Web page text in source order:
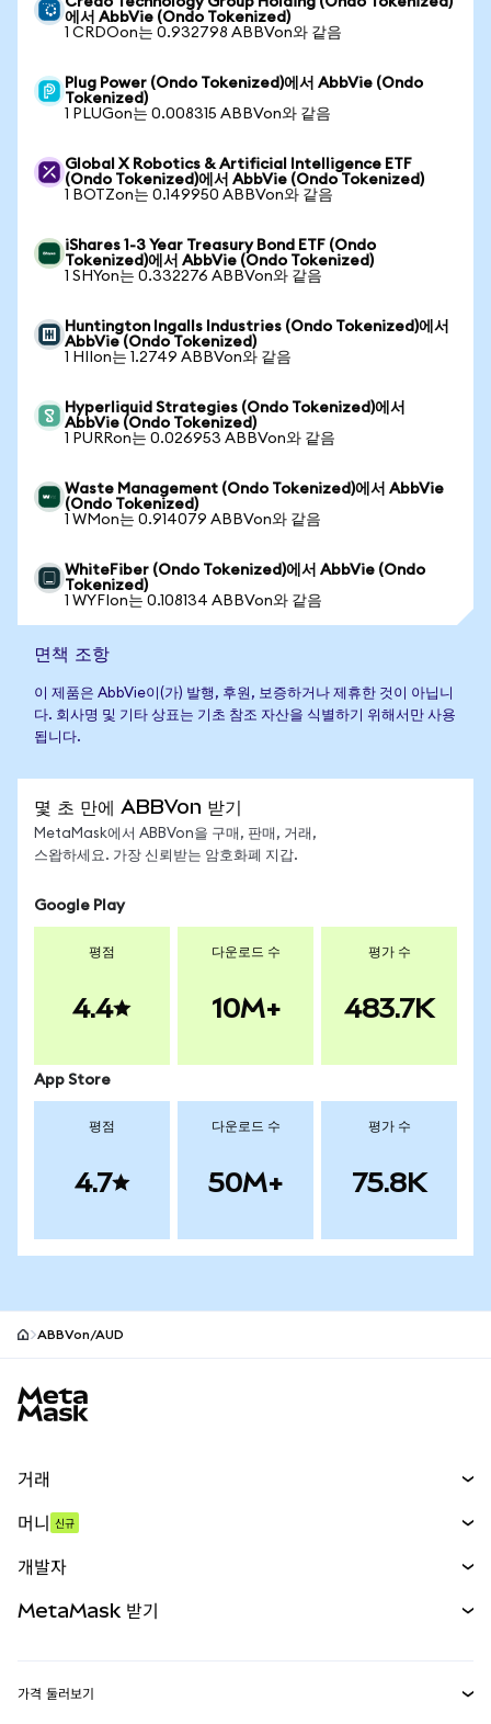
에서 AbbVie (Ondo Tokenized)
1 CRDOon는 0.932798 ABBVon와 같음
Plug Power (Ondo Tokenized)에서 AbbVie (Ondo
Tokenized)
1 PLUGon는 0.008315 ABBVon와 같음
Global X Robotics & Artificial Intelligence ETF
(Ondo Tokenized)에서 AbbVie (Ondo Tokenized)
1 BOTZon는 0.149950 ABBVon와 같음
iShares 1-3 Year Treasury Bond ETF (Ondo
Tokenized)에서 AbbVie (Ondo Tokenized)
1 SHYon는 0.332276 ABBVon와 같음
Huntington Ingalls Industries (Ondo Tokenized)에서
AbbVie (Ondo Tokenized)
1 HIIon는 1.2749 ABBVon와 같음
Hyperliquid Strategies (Ondo Tokenized)에서
AbbVie (Ondo Tokenized)
1 PURRon는 0.026953 ABBVon와 같음
Waste Management (Ondo Tokenized)에서 AbbVie
(Ondo Tokenized)
1 WMon는 0.914079 ABBVon와 같음
WhiteFiber (Ondo Tokenized)에서 AbbVie (Ondo
Tokenized)
1 WYFIon는 0.108134 ABBVon와 같음
면책 조항
이 제품은 AbbVie이(가) 발행, 후원, 보증하거나 제휴한 것이 아닙니
다. 회사명 및 기타 상표는 기초 참조 자산을 식별하기 위해서만 사용
됩니다.
몇 초 만에 ABBVon 받기
MetaMask에서 ABBVon을 구매, 판매, 거래,
스왑하세요. 가장 신뢰받는 암호화폐 지갑.
Google Play
평점
4.4
다운로드 수
10M+
평가 수
483.7K
App Store
평점
4.7
다운로드 수
50M+
평가 수
75.8K
ABBVon/AUD
거래
무기한 선물
실물자산
머니 신규
개발자
MetaMask 받기
가격 둘러보기